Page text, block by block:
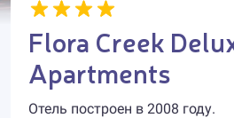
Flora Creek
Apartments
Отель построен в 2008 году.